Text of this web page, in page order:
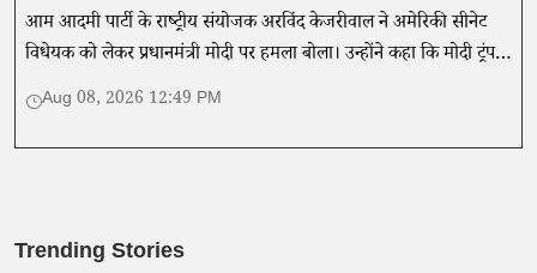
आम आदमी पार्टी के राष्ट्रीय संयोजक अरविंद केजरीवाल ने अमेरिकी सीनेट
विधेयक को लेकर प्रधानमंत्री मोदी पर हमला बोला। उन्होंने कहा कि मोदी ट्रंप
की हर बात से सहमत होते हैं।
Aug 08, 2026 12:49 PM
Trending Stories